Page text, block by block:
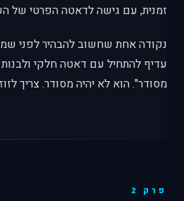
זמנית, עם גישה לדאטה הפרטי של
נקודה אחת שחשוב להבהיר לפני
מסודר". הוא לא יהיה מסודר. צריך
פרק 2